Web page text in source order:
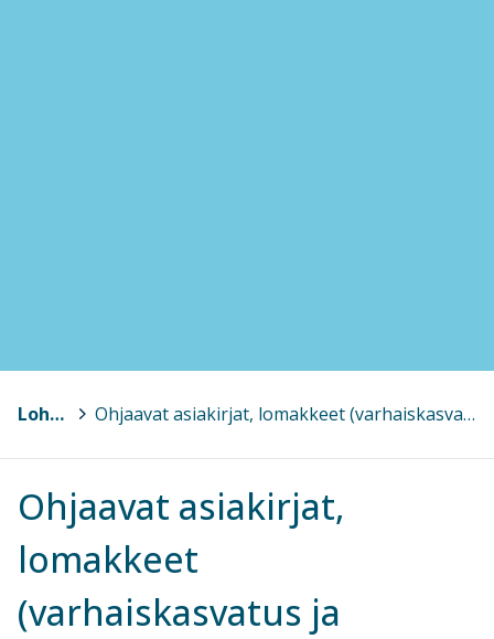
Lohja, Lojo > Ohjaavat asiakirjat, lomakkeet (varhaiskasvatus ja perusopetus)
Ohjaavat asiakirjat,
lomakkeet
(varhaiskasvatus ja